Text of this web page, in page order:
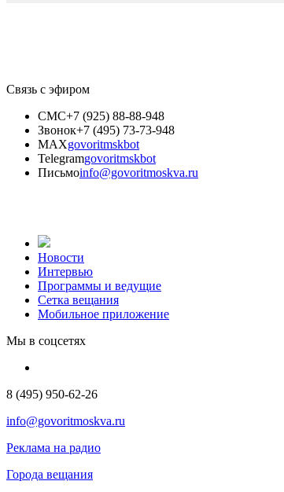
Связь с эфиром
СМС+7 (925) 88-88-948
Звонок+7 (495) 73-73-948
MAXgovoritmskbot
Telegramgovoritmskbot
Письмоinfo@govoritmoskva.ru
Новости
Интервью
Программы и ведущие
Сетка вещания
Мобильное приложение
Мы в соцсетях
8 (495) 950-62-26
info@govoritmoskva.ru
Реклама на радио
Города вещания